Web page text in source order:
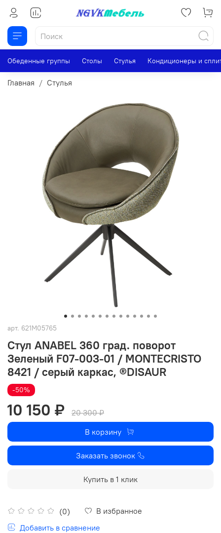
Обеденные группы Столы Стулья Кондиционеры и
Главная Стулья
арт. 621M05765
Стул ANABEL 360 град. поворот
Зеленый F07-003-01 / MONTECRISTO
8421 / серый каркас, ®DISAUR
(0)
В избранное
Добавить в сравнение
-50%
10 150 ₽
20 300 ₽
В корзину
Заказать звонок
Купить в 1 клик